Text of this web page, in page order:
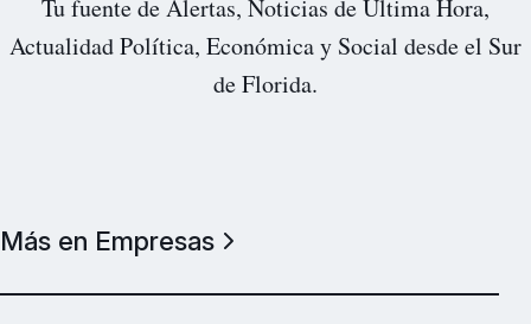
Tu fuente de Alertas, Noticias de Última Hora,
Actualidad Política, Económica y Social desde el Sur
de Florida.
Más en Empresas